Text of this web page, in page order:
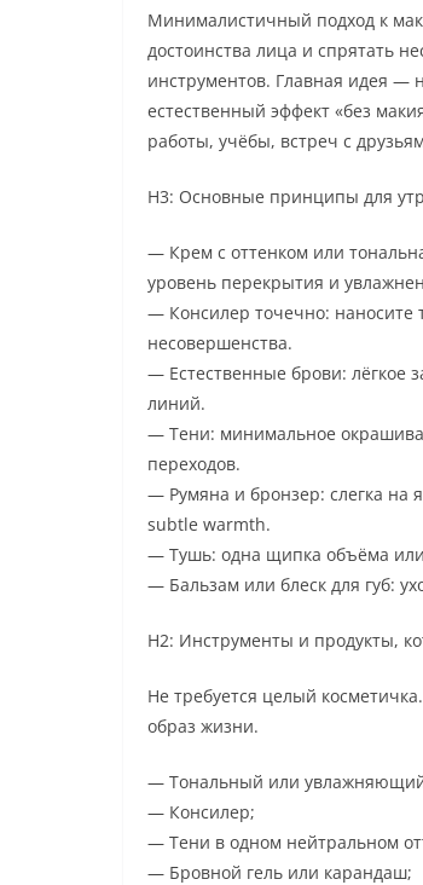
Минималистичный подход к
достоинства лица и спрятать
инструментов. Главная идея —
естественный эффект «без
работы, учёбы, встреч с
H3: Основные принципы для
— Крем с оттенком или
уровень перекрытия и
— Консилер точечно: наносите
несовершенства.
— Естественные брови: лёгкое
линий.
— Тени: минимальное
переходов.
— Румяна и бронзер: слегка на
subtle warmth.
— Тушь: одна щипка объёма или
— Бальзам или блеск для губ:
H2: Инструменты и продукты,
Не требуется целый
образ жизни.
— Тональный или
— Консилер;
— Тени в одном нейтральном
— Бровной гель или карандаш;